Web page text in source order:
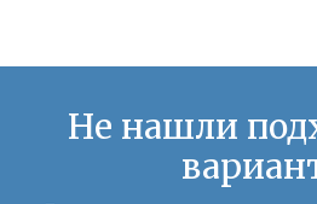
Не нашли